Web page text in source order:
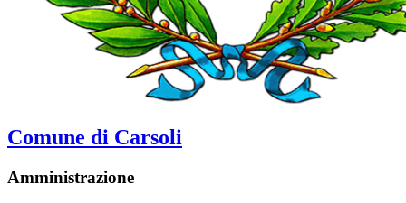
Comune di Carsoli
Amministrazione